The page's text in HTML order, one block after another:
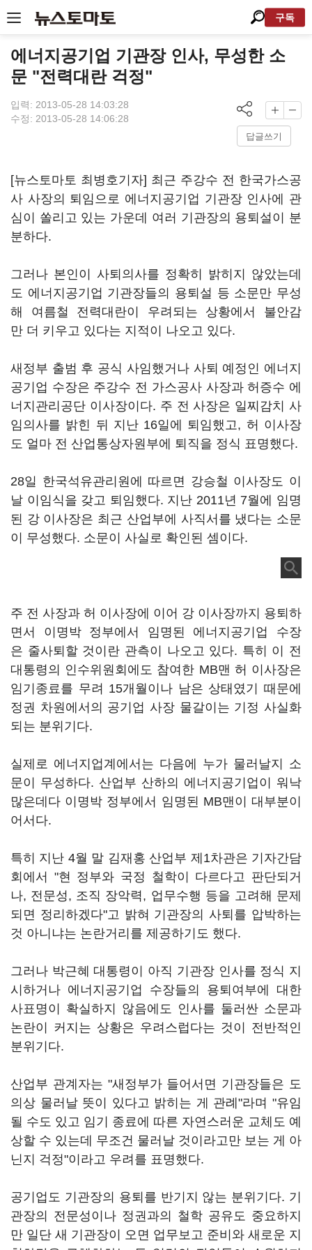
구독
에너지공기업 기관장 인사, 무성한 소
문 "전력대란 걱정"
입력: 2013-05-28 14:03:28
수정: 2013-05-28 14:06:28
답글쓰기
[뉴스토마토 최병호기자] 최근 주강수 전 한국가스공
사 사장의 퇴임으로 에너지공기업 기관장 인사에 관
심이 쏠리고 있는 가운데 여러 기관장의 용퇴설이 분
분하다.
그러나 본인이 사퇴의사를 정확히 밝히지 않았는데
도 에너지공기업 기관장들의 용퇴설 등 소문만 무성
해 여름철 전력대란이 우려되는 상황에서 불안감
만 더 키우고 있다는 지적이 나오고 있다.
새정부 출범 후 공식 사임했거나 사퇴 예정인 에너지
공기업 수장은 주강수 전 가스공사 사장과 허증수 에
너지관리공단 이사장이다. 주 전 사장은 일찌감치 사
임의사를 밝힌 뒤 지난 16일에 퇴임했고, 허 이사장
도 얼마 전 산업통상자원부에 퇴직을 정식 표명했다.
28일 한국석유관리원에 따르면 강승철 이사장도 이
날 이임식을 갖고 퇴임했다. 지난 2011년 7월에 임명
된 강 이사장은 최근 산업부에 사직서를 냈다는 소문
이 무성했다. 소문이 사실로 확인된 셈이다.
주 전 사장과 허 이사장에 이어 강 이사장까지 용퇴하
면서 이명박 정부에서 임명된 에너지공기업 수장
은 줄사퇴할 것이란 관측이 나오고 있다. 특히 이 전
대통령의 인수위원회에도 참여한 MB맨 허 이사장은
임기종료를 무려 15개월이나 남은 상태였기 때문에
정권 차원에서의 공기업 사장 물갈이는 기정 사실화
되는 분위기다.
실제로 에너지업계에서는 다음에 누가 물러날지 소
문이 무성하다. 산업부 산하의 에너지공기업이 워낙
많은데다 이명박 정부에서 임명된 MB맨이 대부분이
어서다.
특히 지난 4월 말 김재홍 산업부 제1차관은 기자간담
회에서 "현 정부와 국정 철학이 다르다고 판단되거
나, 전문성, 조직 장악력, 업무수행 등을 고려해 문제
되면 정리하겠다"고 밝혀 기관장의 사퇴를 압박하는
것 아니냐는 논란거리를 제공하기도 했다.
그러나 박근혜 대통령이 아직 기관장 인사를 정식 지
시하거나 에너지공기업 수장들의 용퇴여부에 대한
사표명이 확실하지 않음에도 인사를 둘러싼 소문과
논란이 커지는 상황은 우려스럽다는 것이 전반적인
분위기다.
산업부 관계자는 "새정부가 들어서면 기관장들은 도
의상 물러날 뜻이 있다고 밝히는 게 관례"라며 "유임
될 수도 있고 임기 종료에 따른 자연스러운 교체도 예
상할 수 있는데 무조건 물러날 것이라고만 보는 게 아
닌지 걱정"이라고 우려를 표명했다.
공기업도 기관장의 용퇴를 반기지 않는 분위기다. 기
관장의 전문성이나 정권과의 철학 공유도 중요하지
만 일단 새 기관장이 오면 업무보고 준비와 새로운 지